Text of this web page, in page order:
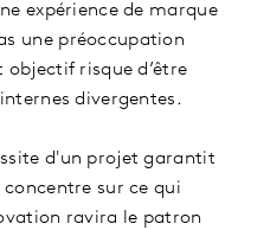
expérience de marque
une préoccupation
risque d’être
divergentes.
d'un projet garantit
sur ce qui
ravira le patron